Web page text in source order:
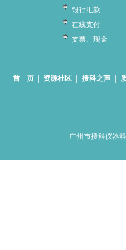
银行汇款
在线支付
支票、现金
首 页 资源社区 授科之声
广州市授科仪器